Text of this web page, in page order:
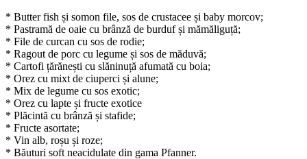
* Butter fish și somon file, sos de crustacee și baby morcov;
* Pastramă de oaie cu brânză de burduf și mămăliguță;
* File de curcan cu sos de rodie;
* Ragout de porc cu legume și sos de măduvă;
* Cartofi țărănești cu slăninuță afumată cu boia;
* Orez cu mixt de ciuperci și alune;
* Mix de legume cu sos exotic;
* Orez cu lapte și fructe exotice
* Plăcintă cu brânză și stafide;
* Fructe asortate;
* Vin alb, roșu și roze;
* Băuturi soft neacidulate din gama Pfanner.